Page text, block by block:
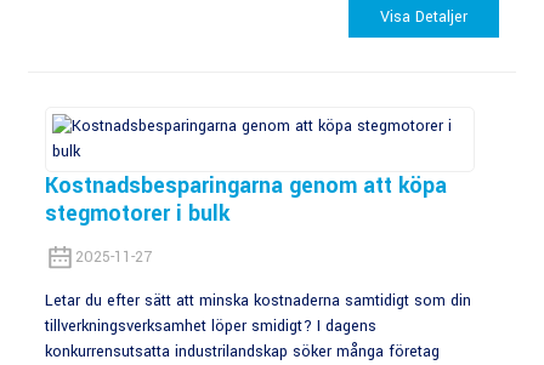
Visa Detaljer
Kostnadsbesparingarna genom att köpa
stegmotorer i bulk
2025-11-27
Letar du efter sätt att minska kostnaderna samtidigt som din
tillverkningsverksamhet löper smidigt? I dagens
konkurrensutsatta industrilandskap söker många företag